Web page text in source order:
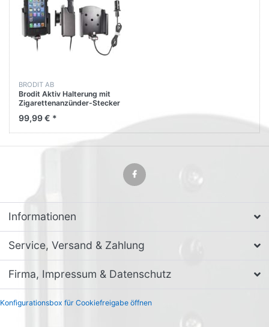
BRODIT AB
Brodit Aktiv Halterung mit
Zigarettenanzünder-Stecker
99,99 € *
Informationen
Service, Versand & Zahlung
Firma, Impressum & Datenschutz
Konfigurationsbox für Cookiefreigabe öffnen